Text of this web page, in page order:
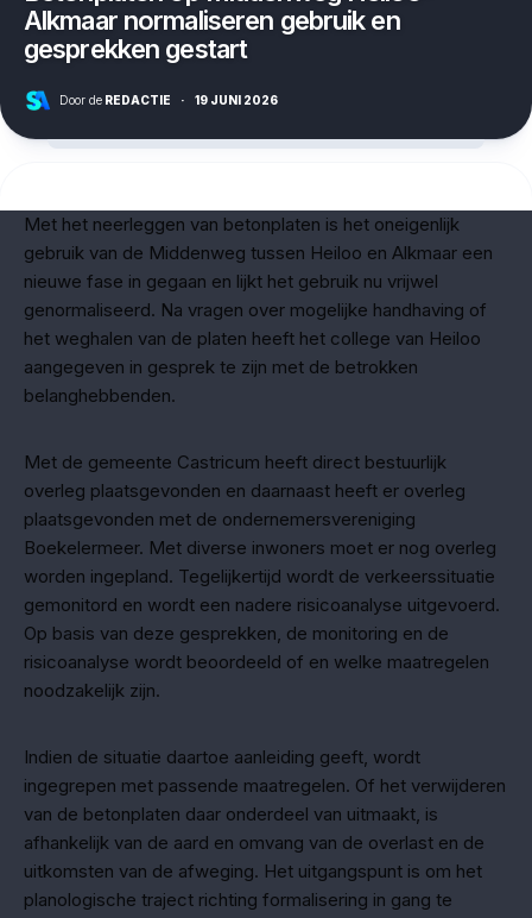
Alkmaar normaliseren gebruik en
gesprekken gestart
Door de REDACTIE · 19 JUNI 2026
Met het neerleggen van betonplaten is het oneigenlijk
gebruik van de Middenweg tussen Heiloo en Alkmaar een
nieuwe fase in gegaan en lijkt het gebruik nu vrijwel
genormaliseerd. Na vragen over mogelijke handhaving of
het weghalen van de platen heeft het college van Heiloo
aangegeven in gesprek te zijn met de betrokken
belanghebbenden.
Met de gemeente Castricum heeft direct bestuurlijk
overleg plaatsgevonden en daarnaast heeft er overleg
plaatsgevonden met de ondernemersvereniging
Boekelermeer. Met diverse inwoners moet er nog overleg
worden ingepland. Tegelijkertijd wordt de verkeerssituatie
gemonitord en wordt een nadere risicoanalyse uitgevoerd.
Op basis van deze gesprekken, de monitoring en de
risicoanalyse wordt beoordeeld of en welke maatregelen
noodzakelijk zijn.
Indien de situatie daartoe aanleiding geeft, wordt
ingegrepen met passende maatregelen. Of het verwijderen
van de betonplaten daar onderdeel van uitmaakt, is
afhankelijk van de aard en omvang van de overlast en de
uitkomsten van de afweging. Het uitgangspunt is om het
planologische traject richting formalisering in gang te